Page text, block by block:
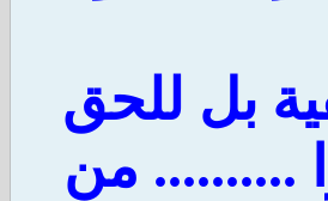
بل للحق
.......... من